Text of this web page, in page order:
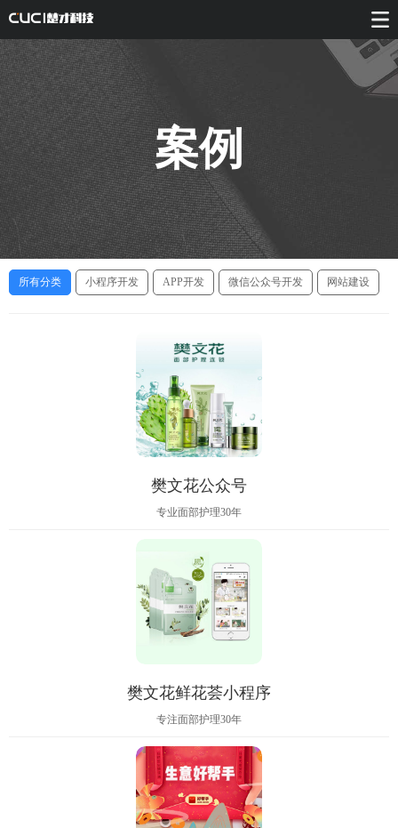
案例
所有分类 小程序开发 APP开发 微信公众号开发 网站建设
樊文花公众号
专业面部护理30年
樊文花鲜花荟小程序
专注面部护理30年